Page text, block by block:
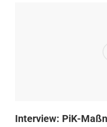
Interview: PiK-